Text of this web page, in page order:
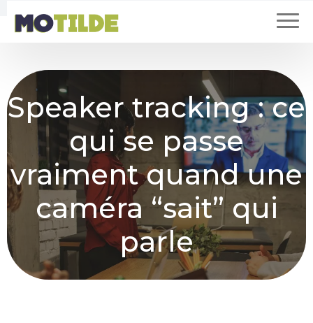
Speaker tracking : ce
qui se passe
vraiment quand une
caméra “sait” qui
parle